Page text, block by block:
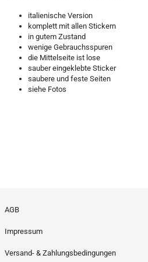
italienische Version
komplett mit allen Stickern
in gutem Zustand
wenige Gebrauchsspuren
die Mittelseite ist lose
sauber eingeklebte Sticker
saubere und feste Seiten
siehe Fotos
AGB
Impressum
Versand- & Zahlungsbedingungen